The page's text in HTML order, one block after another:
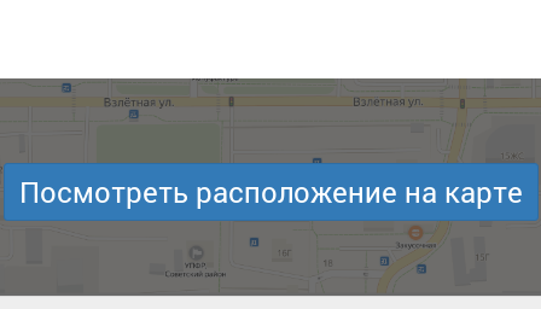
Посмотреть расположение на карте